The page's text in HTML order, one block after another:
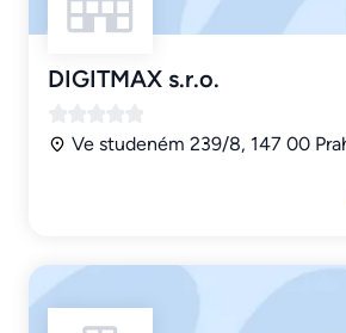
DIGITMAX s.r.o.
Ve studeném 239/8, 147 00